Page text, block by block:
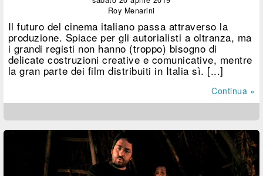
Roy Menarini
Il futuro del cinema italiano passa attraverso la
produzione. Spiace per gli autorialisti a oltranza, ma
i grandi registi non hanno (troppo) bisogno di
delicate costruzioni creative e comunicative, mentre
la gran parte dei film distribuiti in Italia sì. [...]
Continua »